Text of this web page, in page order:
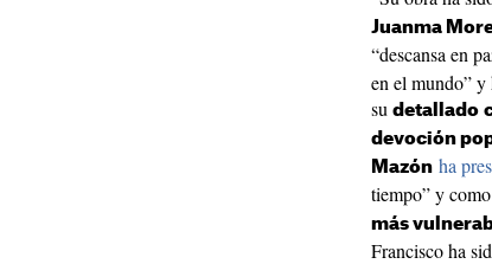
Juanma
“descansa en
en el mundo” y
su detallado
devoción
Mazón ha
tiempo” y
más
Francisco ha